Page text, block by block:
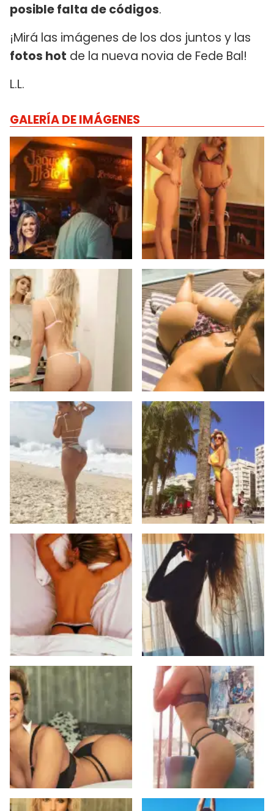
posible falta de códigos.
¡Mirá las imágenes de los dos juntos y las
fotos hot de la nueva novia de Fede Bal!
L.L.
GALERÍA DE IMÁGENES